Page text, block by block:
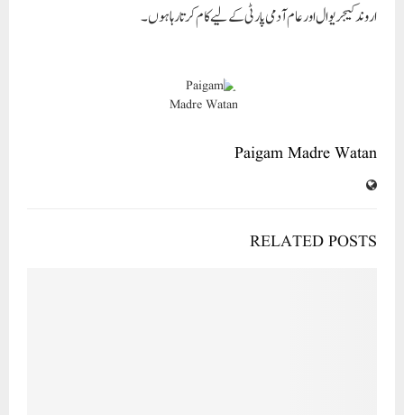
اروند کیجریوال اور عام آدمی پارٹی کے لیے کام کرتا رہا ہوں۔
Paigam Madre Watan
RELATED POSTS